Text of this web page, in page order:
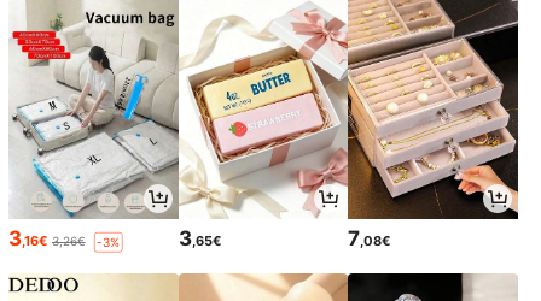
3,16€ 3,26€ -3% 3,65€ 7,08€